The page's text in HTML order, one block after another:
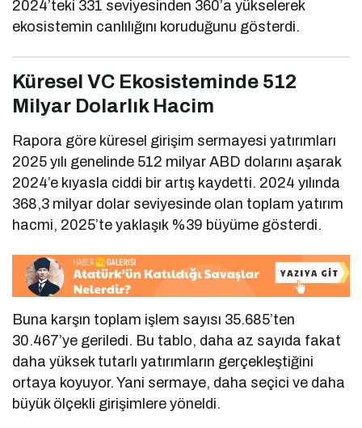
2024’teki 331 seviyesinden 360’a yükselerek
ekosistemin canlılığını koruduğunu gösterdi.
Küresel VC Ekosisteminde 512
Milyar Dolarlık Hacim
Rapora göre küresel girişim sermayesi yatırımları
2025 yılı genelinde 512 milyar ABD dolarını aşarak
2024’e kıyasla ciddi bir artış kaydetti. 2024 yılında
368,3 milyar dolar seviyesinde olan toplam yatırım
hacmi, 2025’te yaklaşık %39 büyüme gösterdi.
Buna karşın toplam işlem sayısı 35.685’ten
30.467’ye geriledi. Bu tablo, daha az sayıda fakat
daha yüksek tutarlı yatırımların gerçekleştiğini
ortaya koyuyor. Yani sermaye, daha seçici ve daha
büyük ölçekli girişimlere yöneldi.